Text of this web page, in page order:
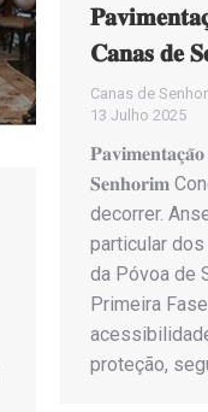
𝐂𝐚𝐧𝐚𝐬 𝐝𝐞
Canas de
13 Julho 2025
𝐒𝐞𝐧𝐡𝐨𝐫𝐢𝐦
decorrer.
particular
da Póvoa de
Primeira
proteção,